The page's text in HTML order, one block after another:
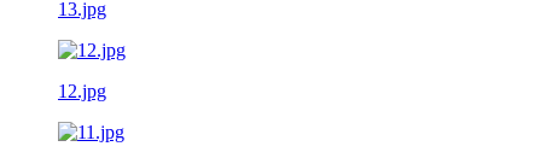
13.jpg
12.jpg